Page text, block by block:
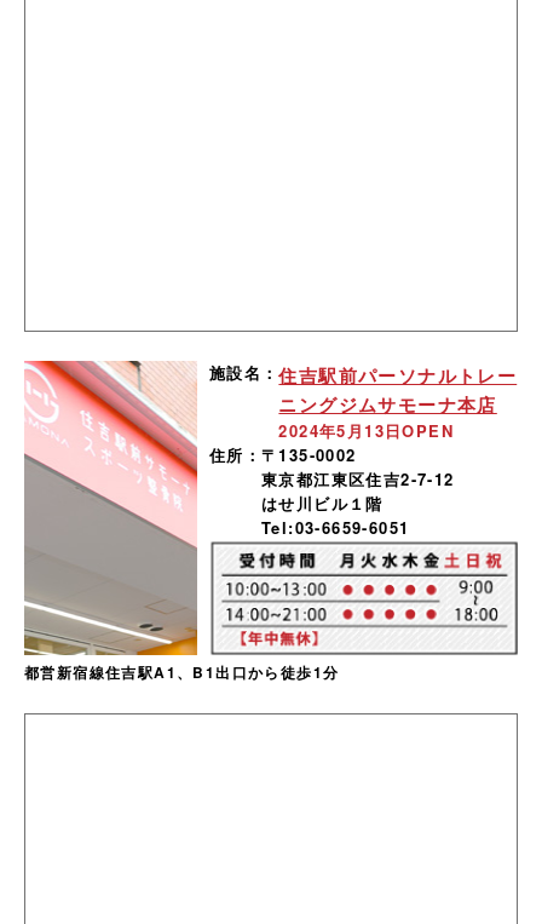
施設名：住吉駅前パーソナルトレー
ニングジムサモーナ本店
2024年5月13日OPEN
住所： 〒135-0002
東京都江東区住吉2-7-12
はせ川ビル１階
Tel:03-6659-6051
都営新宿線住吉駅A1、B1出口から徒歩1分